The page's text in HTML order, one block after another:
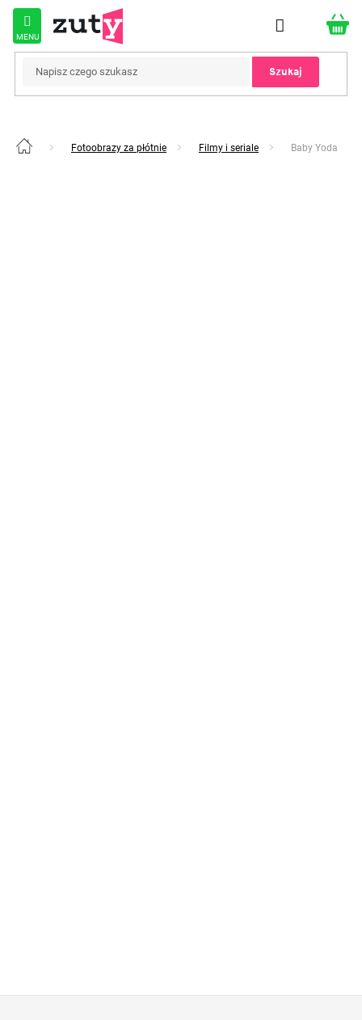
Przejść
treści
Szukaj
Home Fotoobrazy za płótnie Filmy i seriale Baby Yoda